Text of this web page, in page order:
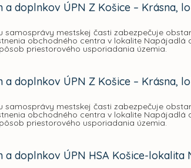
doplnkov ÚPN Z Košice – Krásna,
mestskej časti zabezpečuje
obchodného centra v lokalite Napájadlá
priestorového usporiadania územia.
doplnkov ÚPN Z Košice – Krásna,
mestskej časti zabezpečuje
obchodného centra v lokalite Napájadlá
priestorového usporiadania územia.
doplnkov ÚPN HSA Košice-lokalita